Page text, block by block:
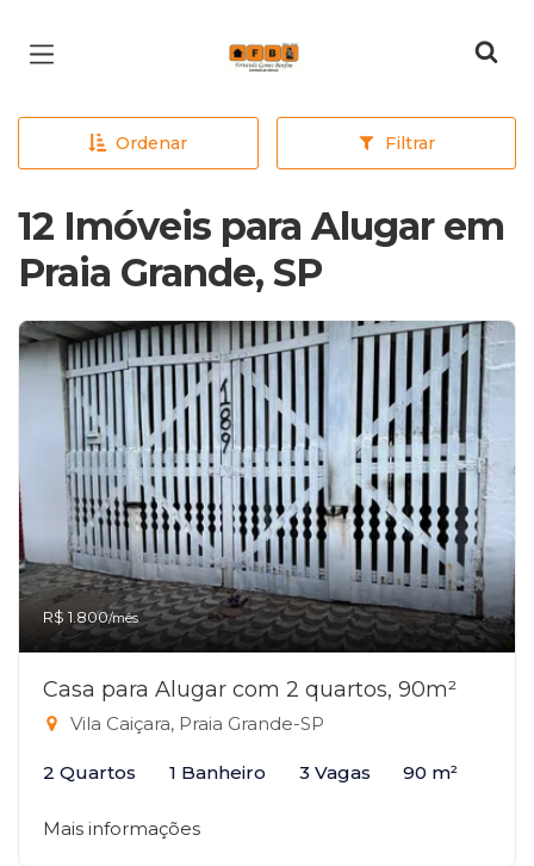
Página inicial
Ordenar Filtrar
12 Imóveis para Alugar em
Praia Grande, SP
R$ 1.800/mês
Casa para Alugar com 2 quartos, 90m²
Vila Caiçara, Praia Grande-SP
2 Quartos 1 Banheiro 3 Vagas 90 m²
Mais informações